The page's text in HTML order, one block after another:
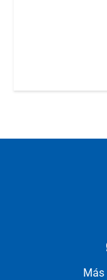
Más